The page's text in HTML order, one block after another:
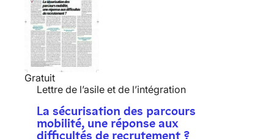
Gratuit
Lettre de l’asile et de l’intégration
La sécurisation des parcours
mobilité, une réponse aux
difficultés de recrutement ?